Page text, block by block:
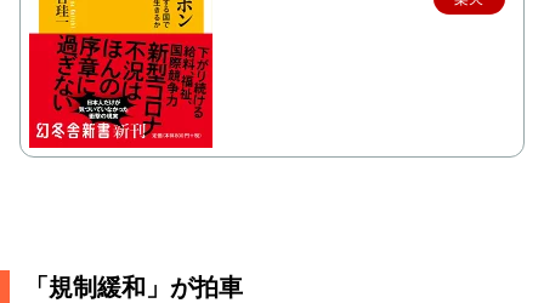
「規制緩和」が拍車